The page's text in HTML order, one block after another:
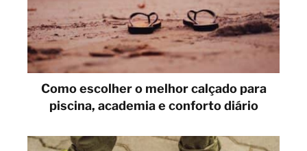
Como escolher o melhor calçado para
piscina, academia e conforto diário